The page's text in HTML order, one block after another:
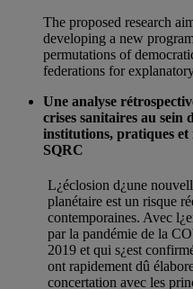
The proposed research
developing a new
permutations of
federations for
Une analyse
crises sanitaires au sein
institutions, pratiques et
SQRC
L¿éclosion d¿une
planétaire est un risque
contemporaines. Avec
par la pandémie de la
2019 et qui s¿est
ont rapidement dû
concertation avec les